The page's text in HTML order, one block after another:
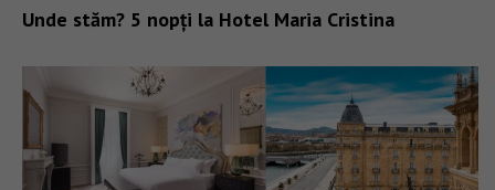
Unde stăm? 5 nopți la Hotel Maria Cristina